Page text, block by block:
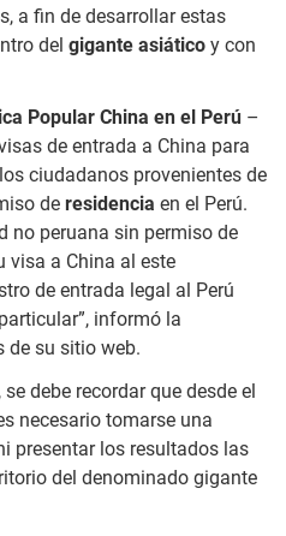
a fin de desarrollar estas
del gigante asiático y con
Popular China en el Perú –
de entrada a China para
ciudadanos provenientes de
de residencia en el Perú.
no peruana sin permiso de
visa a China al este
de entrada legal al Perú
informó la
de su sitio web.
debe recordar que desde el
necesario tomarse una
presentar los resultados las
del denominado gigante